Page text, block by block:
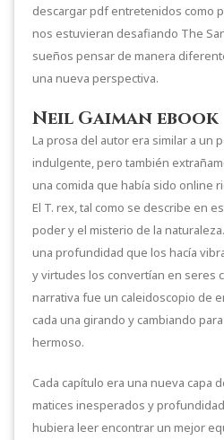
descargar pdf entretenidos como
nos estuvieran desafiando The
sueños pensar de manera
una nueva perspectiva.
Neil Gaiman ebook
La prosa del autor era similar a un
indulgente, pero también
una comida que había sido online
El T. rex, tal como se describe en
poder y el misterio de la
una profundidad que los hacía
y virtudes los convertían en seres
narrativa fue un caleidoscopio de
cada una girando y cambiando
hermoso.
Cada capítulo era una nueva capa
matices inesperados y
hubiera leer encontrar un mejor